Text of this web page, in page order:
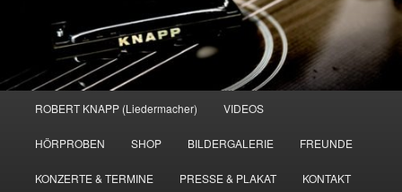
ROBERT KNAPP (Liedermacher) VIDEOS
HÖRPROBEN SHOP BILDERGALERIE FREUNDE
KONZERTE & TERMINE PRESSE & PLAKAT KONTAKT